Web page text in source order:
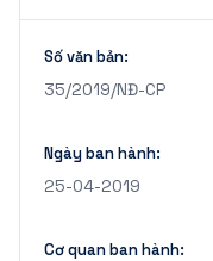
Số văn bản:
35/2019/NĐ-CP
Ngày ban hành:
25-04-2019
Cơ quan ban hành: